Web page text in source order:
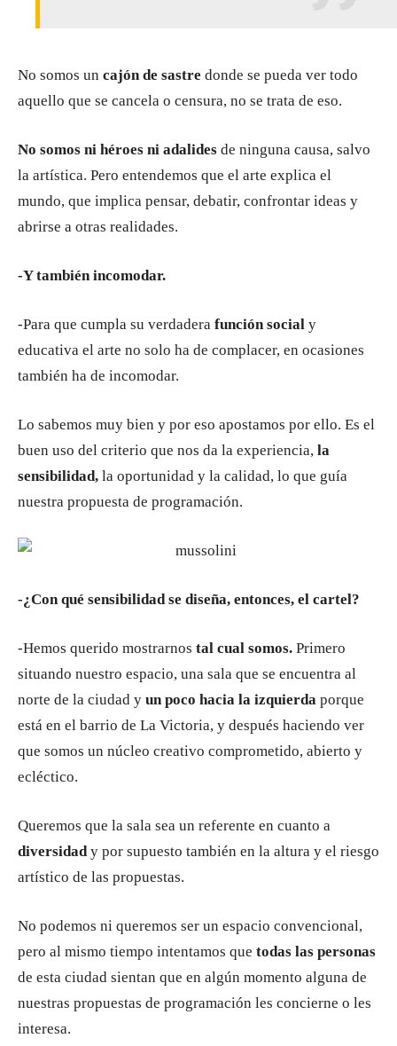
No somos un cajón de sastre donde se pueda ver todo
aquello que se cancela o censura, no se trata de eso.
No somos ni héroes ni adalides de ninguna causa, salvo
la artística. Pero entendemos que el arte explica el
mundo, que implica pensar, debatir, confrontar ideas y
abrirse a otras realidades.
-Y también incomodar.
-Para que cumpla su verdadera función social y
educativa el arte no solo ha de complacer, en ocasiones
también ha de incomodar.
Lo sabemos muy bien y por eso apostamos por ello. Es el
buen uso del criterio que nos da la experiencia, la
sensibilidad, la oportunidad y la calidad, lo que guía
nuestra propuesta de programación.
-¿Con qué sensibilidad se diseña, entonces, el cartel?
-Hemos querido mostrarnos tal cual somos. Primero
situando nuestro espacio, una sala que se encuentra al
norte de la ciudad y un poco hacia la izquierda porque
está en el barrio de La Victoria, y después haciendo ver
que somos un núcleo creativo comprometido, abierto y
ecléctico.
Queremos que la sala sea un referente en cuanto a
diversidady por supuesto también en la altura y el riesgo
artístico de las propuestas.
No podemos ni queremos ser un espacio convencional,
pero al mismo tiempo intentamos que todas las personas
de esta ciudad sientan que en algún momento alguna de
nuestras propuestas de programación les concierne o les
interesa.